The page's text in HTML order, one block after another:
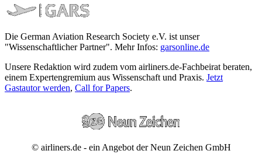
Die German Aviation Research Society e.V. ist unser
"Wissenschaftlicher Partner". Mehr Infos: garsonline.de
Unsere Redaktion wird zudem vom airliners.de-Fachbeirat beraten,
einem Expertengremium aus Wissenschaft und Praxis. Jetzt
Gastautor werden, Call for Papers.
© airliners.de - ein Angebot der Neun Zeichen GmbH